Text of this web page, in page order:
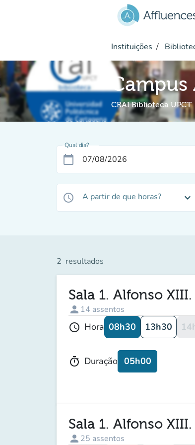
Instituições
Campus
CRAI Biblioteca UPCT
Qual dia?
calendar_today
access_time A partir de que horas? expand_more
2 resultados
Sala 1. Alfonso
person 14 assentos
schedule Hora 08h30 13h30
timer Duração 05h00
Sala 1. Alfonso
person 25 assentos